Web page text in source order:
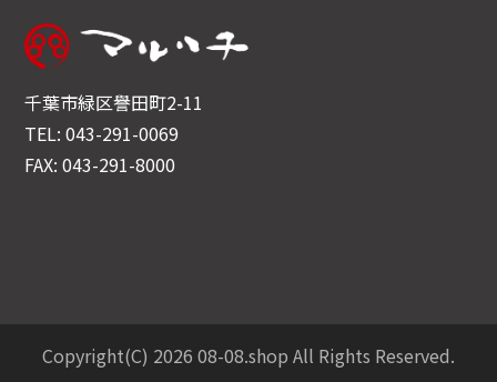
千葉市緑区譽田町2-11
TEL: 043-291-0069
FAX: 043-291-8000
Copyright(C) 2026 08-08.shop All Rights Reserved.